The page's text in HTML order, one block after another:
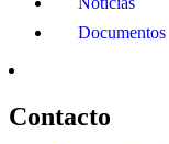
Documentos
Contacto